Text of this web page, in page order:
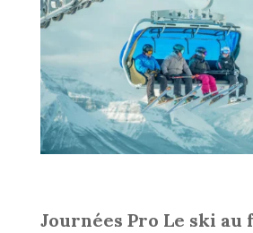
Journées Pro Le ski au